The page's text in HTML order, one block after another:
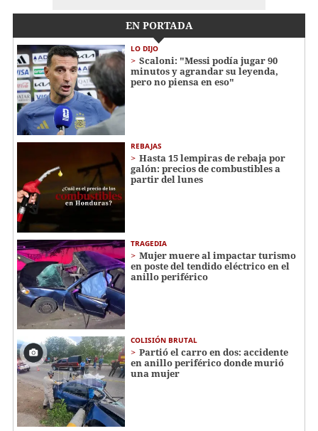
EN PORTADA
LO DIJO
Scaloni: "Messi podía jugar 90
minutos y agrandar su leyenda,
pero no piensa en eso"
REBAJAS
Hasta 15 lempiras de rebaja por
galón: precios de combustibles a
partir del lunes
TRAGEDIA
Mujer muere al impactar turismo
en poste del tendido eléctrico en el
anillo periférico
COLISIÓN BRUTAL
Partió el carro en dos: accidente
en anillo periférico donde murió
una mujer